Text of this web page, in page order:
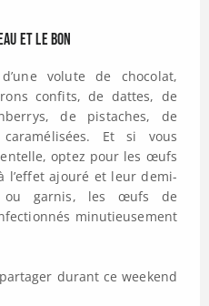
et le bon
volute de chocolat,
confits, de dattes, de
de pistaches, de
Et si vous
optez pour les œufs
l’effet ajouré et leur demi-
ou garnis, les œufs de
minutieusement
durant ce weekend